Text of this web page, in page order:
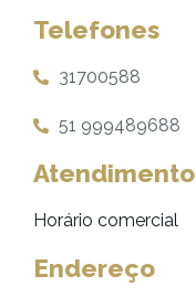
Telefones
31700588
51 999489688
Atendimento
Horário comercial
Endereço